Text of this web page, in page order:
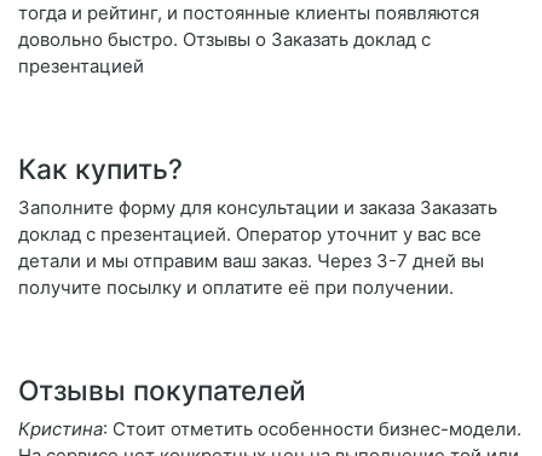
тогда и рейтинг, и постоянные клиенты появляются
довольно быстро. Отзывы о Заказать доклад с
презентацией
Как купить?
Заполните форму для консультации и заказа Заказать
доклад с презентацией. Оператор уточнит у вас все
детали и мы отправим ваш заказ. Через 3-7 дней вы
получите посылку и оплатите её при получении.
Отзывы покупателей
Кристина: Стоит отметить особенности бизнес-модели.